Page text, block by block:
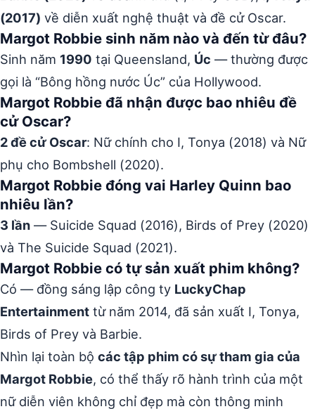
(2017) về diễn xuất nghệ thuật và đề cử Oscar.
Margot Robbie sinh năm nào và đến từ đâu?
Sinh năm 1990 tại Queensland, Úc — thường được
gọi là “Bông hồng nước Úc” của Hollywood.
Margot Robbie đã nhận được bao nhiêu đề
cử Oscar?
2 đề cử Oscar: Nữ chính cho I, Tonya (2018) và Nữ
phụ cho Bombshell (2020).
Margot Robbie đóng vai Harley Quinn bao
nhiêu lần?
3 lần — Suicide Squad (2016), Birds of Prey (2020)
và The Suicide Squad (2021).
Margot Robbie có tự sản xuất phim không?
Có — đồng sáng lập công ty LuckyChap
Entertainment từ năm 2014, đã sản xuất I, Tonya,
Birds of Prey và Barbie.
Nhìn lại toàn bộ các tập phim có sự tham gia của
Margot Robbie, có thể thấy rõ hành trình của một
nữ diễn viên không chỉ đẹp mà còn thông minh